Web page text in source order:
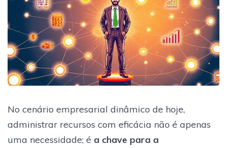
No cenário empresarial dinâmico de hoje,
administrar recursos com eficácia não é apenas
uma necessidade; é a chave para a